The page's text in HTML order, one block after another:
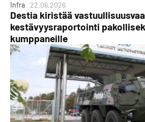
Infra 22.06.2026
Destia kiristää
kestävyysraportointi
kumppaneille